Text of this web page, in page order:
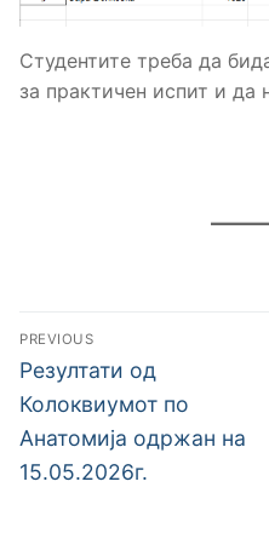
Студентите треба да
за практичен испит и да
Навигација
на
напис
PREVIOUS
Previous
post:
Резултати од
Колоквиумот по
Анатомија одржан на
15.05.2026г.